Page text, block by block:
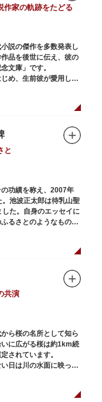
作家の軌跡をたどる
説の傑作を多数発表し
品を後世に伝え、彼の
文庫」です。
め、生前彼が愛用して
書斎も復元されてお
。また「池波グッズ」
ード、扇子など様々な
と
功績を称え、2007年
池波正太郎は待乳山聖
た。自身のエッセイに
るさとのようなもの
と記しており、小説の
場させています。
共演
ら桜の名所として知ら
に広がる桜は約1km続
されています。
日は川の水面に映った
めます。シーズン中は
囲気に包まれるのも魅
いつもと違った目線の